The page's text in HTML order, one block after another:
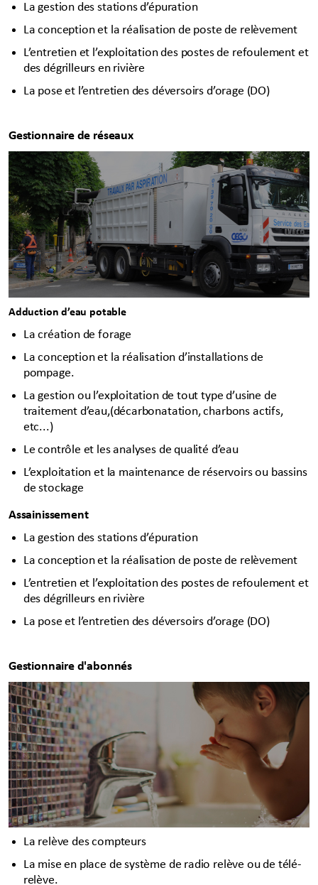
La gestion des stations d’épuration
La conception et la réalisation de poste de relèvement
L’entretien et l’exploitation des postes de refoulement et
des dégrilleurs en rivière
La pose et l’entretien des déversoirs d’orage (DO)
Gestionnaire de réseaux
Adduction d’eau potable
La création de forage
La conception et la réalisation d’installations de
pompage.
La gestion ou l’exploitation de tout type d’usine de
traitement d’eau,(décarbonatation, charbons actifs,
etc...)
Le contrôle et les analyses de qualité d’eau
L’exploitation et la maintenance de réservoirs ou bassins
de stockage
Assainissement
La gestion des stations d’épuration
La conception et la réalisation de poste de relèvement
L’entretien et l’exploitation des postes de refoulement et
des dégrilleurs en rivière
La pose et l’entretien des déversoirs d’orage (DO)
Gestionnaire d'abonnés
La relève des compteurs
La mise en place de système de radio relève ou de télé-
relève.